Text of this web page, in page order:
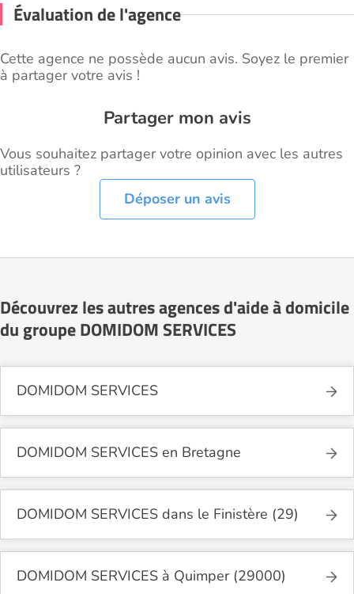
Évaluation de l'agence
Cette agence ne possède aucun avis. Soyez le premier
à partager votre avis !
Partager mon avis
Vous souhaitez partager votre opinion avec les autres
utilisateurs ?
Déposer un avis
Découvrez les autres agences d'aide à domicile
du groupe DOMIDOM SERVICES
DOMIDOM SERVICES
DOMIDOM SERVICES en Bretagne
DOMIDOM SERVICES dans le Finistère (29)
DOMIDOM SERVICES à Quimper (29000)